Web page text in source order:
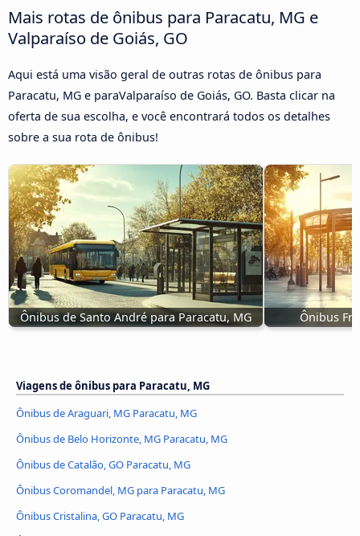
Mais rotas de ônibus para Paracatu, MG e
Valparaíso de Goiás, GO
Aqui está uma visão geral de outras rotas de ônibus para
Paracatu, MG e paraValparaíso de Goiás, GO. Basta clicar na
oferta de sua escolha, e você encontrará todos os detalhes
sobre a sua rota de ônibus!
Ônibus de Santo André para Paracatu, MG Ônibus
Viagens de ônibus para Paracatu, MG
Ônibus de Araguari, MG Paracatu, MG
Ônibus de Belo Horizonte, MG Paracatu, MG
Ônibus de Catalão, GO Paracatu, MG
Ônibus Coromandel, MG para Paracatu, MG
Ônibus Cristalina, GO Paracatu, MG